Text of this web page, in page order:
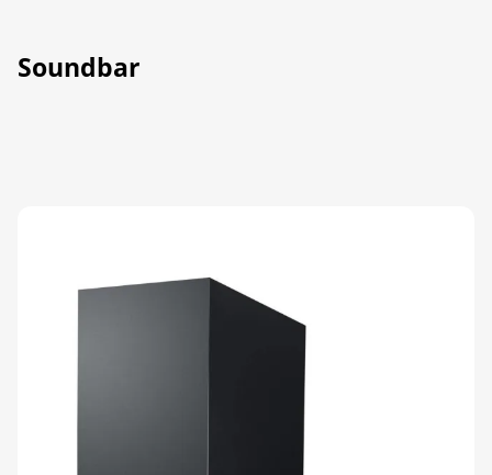
Soundbar